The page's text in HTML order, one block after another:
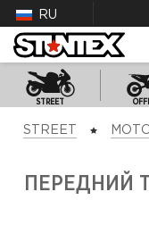
RU
STREET
STREET
ПЕРЕДНИЙ